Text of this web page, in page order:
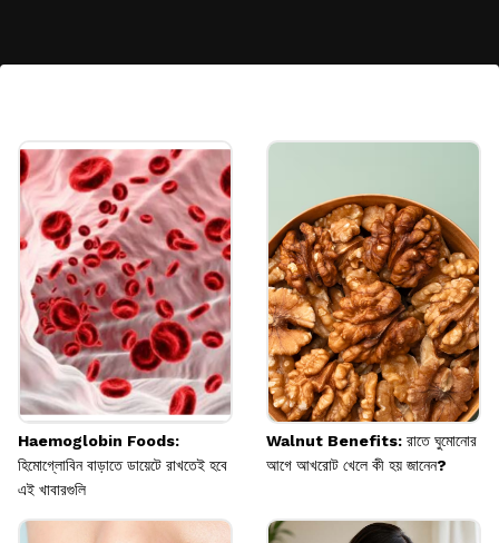
লঙ্কা পেকে গেলে সঙ্গে সঙ্গে তুলে ফেলুন। বেশিদিন গাছে
লঙ্কা রেখে দিলে নতুন করে ফুল ও ফল আসা কমে যায়।
Image credits: Getty
Haemoglobin Foods:
হিমোগ্লোবিন বাড়াতে ডায়েটে রাখতেই হবে
এই খাবারগুলি
Walnut Benefits: রাতে ঘুমোনোর
আগে আখরোট খেলে কী হয় জানেন?